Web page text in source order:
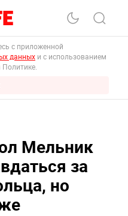
с приложенной
данных и с использованием
Мельник
за
но